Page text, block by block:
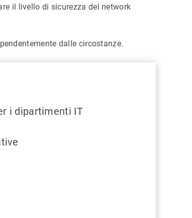
il livello di sicurezza del network
dalle circostanze.
i dipartimenti IT